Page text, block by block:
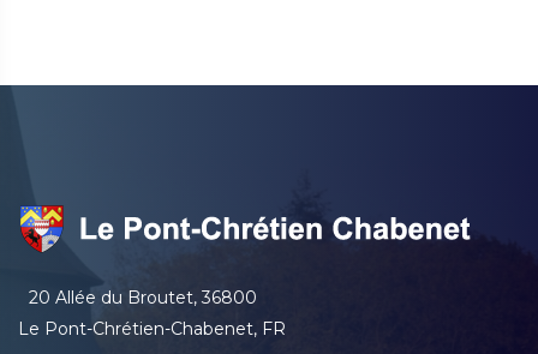
20 Allée du Broutet, 36800
Le Pont-Chrétien-Chabenet, FR